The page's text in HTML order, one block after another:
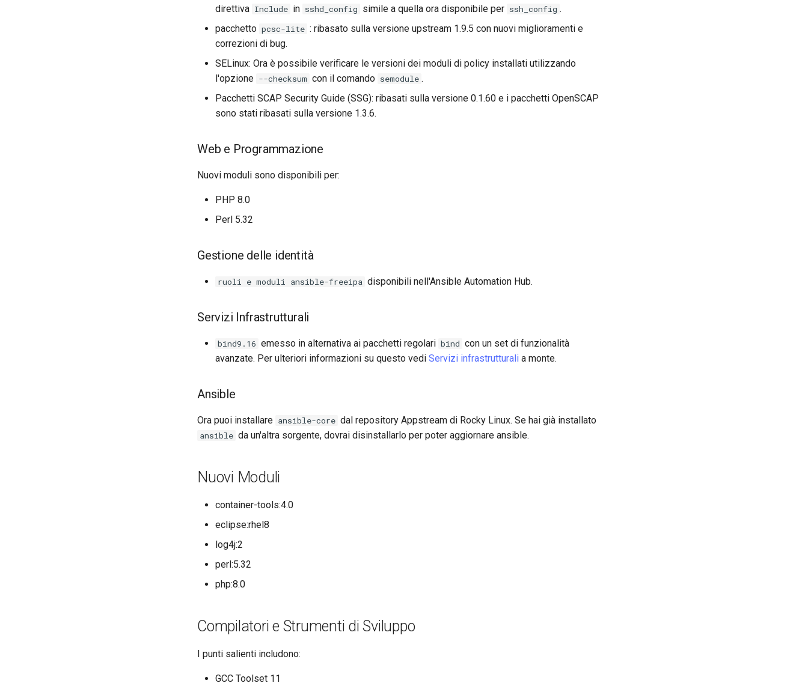
direttiva Include in sshd_config simile a quella ora disponibile per ssh_config .
pacchetto pcsc-lite : ribasato sulla versione upstream 1.9.5 con nuovi miglioramenti e
correzioni di bug.
SELinux: Ora è possibile verificare le versioni dei moduli di policy installati utilizzando
l'opzione --checksum con il comando semodule .
Pacchetti SCAP Security Guide (SSG): ribasati sulla versione 0.1.60 e i pacchetti OpenSCAP
sono stati ribasati sulla versione 1.3.6.
Web e Programmazione
Nuovi moduli sono disponibili per:
PHP 8.0
Perl 5.32
Gestione delle identità
ruoli e moduli ansible-freeipa disponibili nell'Ansible Automation Hub.
Servizi Infrastrutturali
bind9.16 emesso in alternativa ai pacchetti regolari bind con un set di funzionalità
avanzate. Per ulteriori informazioni su questo vedi Servizi infrastrutturali a monte.
Ansible
Ora puoi installare ansible-core dal repository Appstream di Rocky Linux. Se hai già installato
ansible da un'altra sorgente, dovrai disinstallarlo per poter aggiornare ansible.
Nuovi Moduli
container-tools:4.0
eclipse:rhel8
log4j:2
perl:5.32
php:8.0
Compilatori e Strumenti di Sviluppo
I punti salienti includono:
GCC Toolset 11